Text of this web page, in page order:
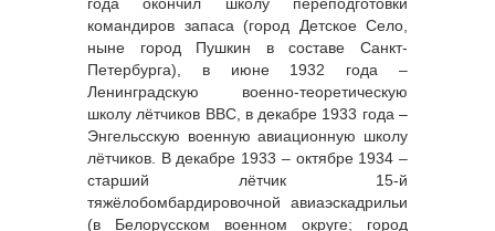
года окончил школу переподготовки
командиров запаса (город Детское Село,
ныне город Пушкин в составе Санкт-
Петербурга), в июне 1932 года –
Ленинградскую военно-теоретическую
школу лётчиков ВВС, в декабре 1933 года –
Энгельсскую военную авиационную школу
лётчиков. В декабре 1933 – октябре 1934 –
старший лётчик 15-й
тяжёлобомбардировочной авиаэскадрильи
(в Белорусском военном округе; город